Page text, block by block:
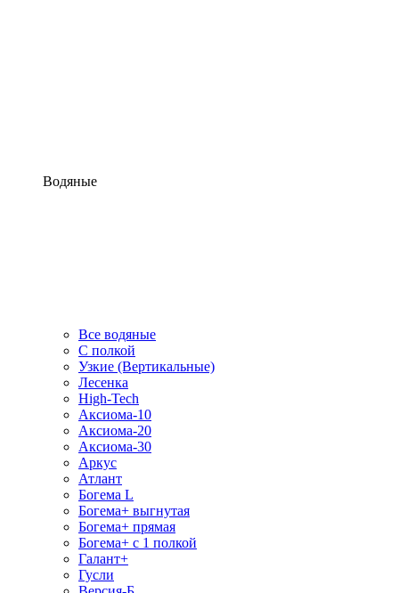
Водяные
Все водяные
С полкой
Узкие (Вертикальные)
Лесенка
High-Tech
Аксиома-10
Аксиома-20
Аксиома-30
Аркус
Атлант
Богема L
Богема+ выгнутая
Богема+ прямая
Богема+ с 1 полкой
Галант+
Гусли